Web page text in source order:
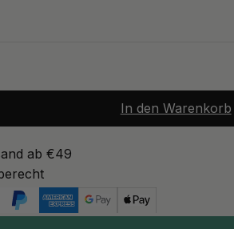
In den Warenkorb
ab €49